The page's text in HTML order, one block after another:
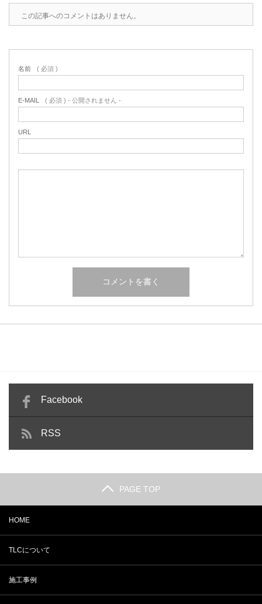
この記事へのコメントはありません。
名前 ( 必須 )
E-MAIL ( 必須 ) - 公開されません -
URL
Facebook
RSS
PAGE TOP
HOME
TLCについて
施工事例